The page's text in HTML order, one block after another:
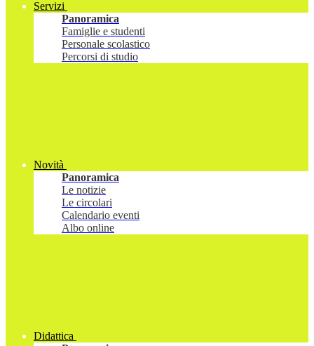
Servizi
Panoramica
Famiglie e studenti
Personale scolastico
Percorsi di studio
Novità
Panoramica
Le notizie
Le circolari
Calendario eventi
Albo online
Didattica